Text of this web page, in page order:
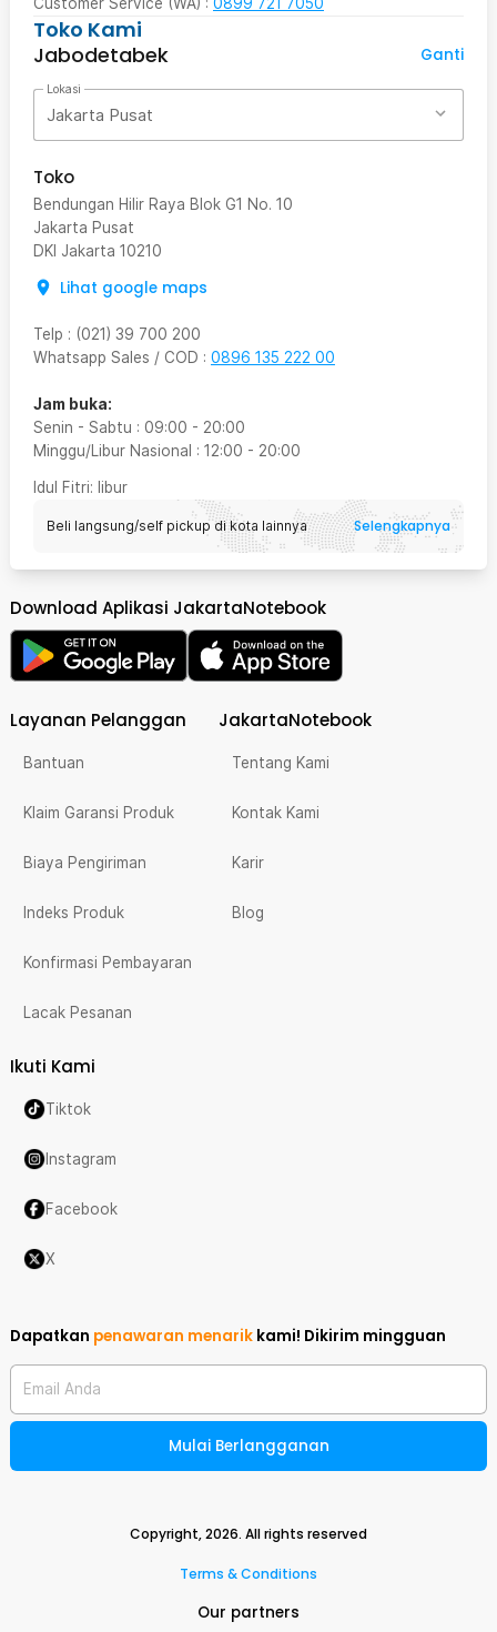
Toko Kami
Jabodetabek
Ganti
Lokasi
Jakarta Pusat
Toko
Bendungan Hilir Raya Blok G1 No. 10
Jakarta Pusat
DKI Jakarta 10210
Lihat google maps
Telp : (021) 39 700 200
Whatsapp Sales / COD : 0896 135 222 00
Jam buka:
Senin - Sabtu : 09:00 - 20:00
Minggu/Libur Nasional : 12:00 - 20:00
Idul Fitri: libur
Beli langsung/self pickup di kota lainnya Selengkapnya
Download Aplikasi JakartaNotebook
Layanan Pelanggan
Bantuan
Klaim Garansi Produk
Biaya Pengiriman
Indeks Produk
Konfirmasi Pembayaran
Lacak Pesanan
JakartaNotebook
Tentang Kami
Kontak Kami
Karir
Blog
Ikuti Kami
Tiktok
Instagram
Facebook
X
Dapatkan penawaran menarik kami! Dikirim mingguan
Email Anda
Mulai Berlangganan
Copyright,2026. All rights reserved
Terms & Conditions
Our partners